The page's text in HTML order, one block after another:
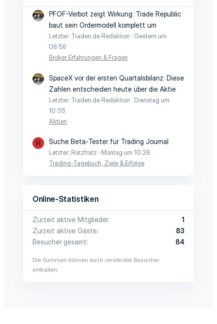
PFOF-Verbot zeigt Wirkung: Trade Republic
baut sein Ordermodell komplett um
Letzter: Traden.de Redaktion
Gestern um
06:56
Broker Erfahrungen & Fragen
SpaceX vor der ersten Quartalsbilanz: Diese
Zahlen entscheiden heute über die Aktie
Letzter: Traden.de Redaktion
Dienstag um
10:35
Aktien
R Suche Beta-Tester für Trading Journal
Letzter: Ratzfratz
Montag um 10:26
Trading-Tagebuch, Ziele & Erfolge
Online-Statistiken
Zurzeit aktive Mitglieder
1
Zurzeit aktive Gäste
83
Besucher gesamt
84
Die Summen können auch versteckte Besucher
enthalten.